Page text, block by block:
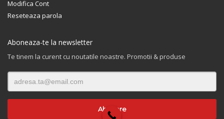
Modifica Cont
Reseteaza parola
Aboneaza-te la newsletter
Te tinem la curent cu noutatile noastre. Promotii & produse